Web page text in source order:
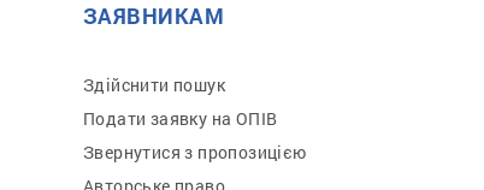
ЗАЯВНИКАМ
Здійснити пошук
Подати заявку на ОПІВ
Звернутися з пропозицією